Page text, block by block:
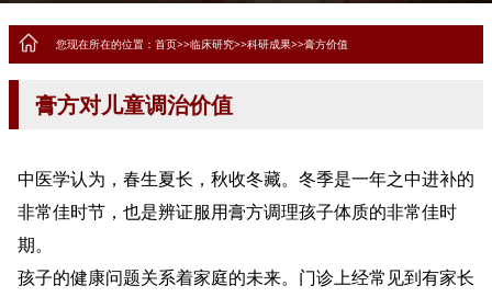
您现在所在的位置： 首页>>临床研究>>科研成果>>膏方价值
膏方对儿童调治价值
中医学认为，春生夏长，秋收冬藏。冬季是一年之中进补的
非常佳时节，也是辨证服用膏方调理孩子体质的非常佳时
期。
孩子的健康问题关系着家庭的未来。门诊上经常见到有家长